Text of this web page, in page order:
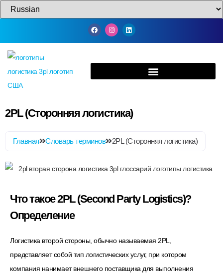
2PL (Сторонняя логистика)
Главная Словарь терминов 2PL (Сторонняя логистика)
Что такое 2PL (Second Party Logistics)?
Определение
Логистика второй стороны, обычно называемая 2PL,
представляет собой тип логистических услуг, при котором
компания нанимает внешнего поставщика для выполнения